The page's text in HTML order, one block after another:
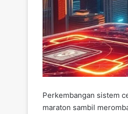
Perkembangan sistem
maraton sambil